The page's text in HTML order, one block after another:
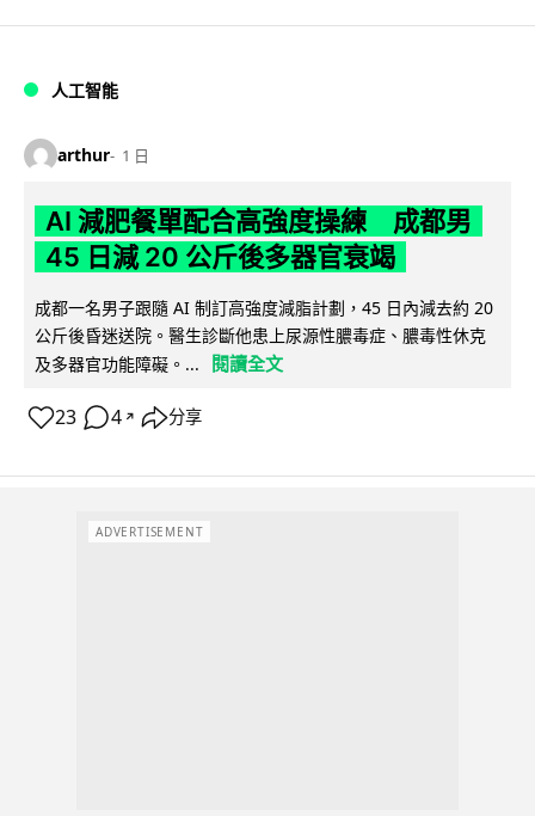
人工智能
arthur 1 日
AI 減肥餐單配合高強度操練 成都男
45 日減 20 公斤後多器官衰竭
成都一名男子跟隨 AI 制訂高強度減脂計劃，45 日內減去約 20
公斤後昏迷送院。醫生診斷他患上尿源性膿毒症、膿毒性休克
及多器官功能障礙。...
閱讀全文
23 4 ↗ 分享
ADVERTISEMENT